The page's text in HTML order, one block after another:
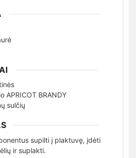
APRICOT BRANDY
sulčių
supilti į plaktuvę, įdėti
ir suplakti.